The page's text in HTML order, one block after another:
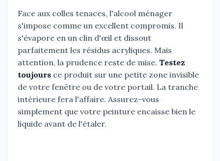
Face aux colles tenaces, l'alcool ménager
s'impose comme un excellent compromis. Il
s'évapore en un clin d'œil et dissout
parfaitement les résidus acryliques. Mais
attention, la prudence reste de mise. Testez
toujours ce produit sur une petite zone invisible
de votre fenêtre ou de votre portail. La tranche
intérieure fera l'affaire. Assurez-vous
simplement que votre peinture encaisse bien le
liquide avant de l'étaler.